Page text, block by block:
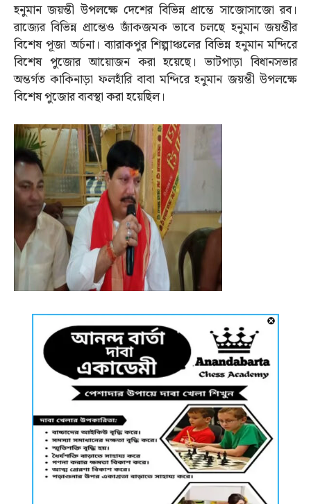
হনুমান জয়ন্তী উপলক্ষে দেশের বিভিন্ন প্রান্তে সাজোসাজো রব।
রাজ্যের বিভিন্ন প্রান্তেও জাঁকজমক ভাবে চলছে হনুমান জয়ন্তীর
বিশেষ পূজা অর্চনা। ব্যারাকপুর শিল্পাঞ্চলের বিভিন্ন হনুমান মন্দিরে
বিশেষ পুজোর আয়োজন করা হয়েছে। ভাটপাড়া বিধানসভার
অন্তর্গত কাকিনাড়া ফলহাঁরি বাবা মন্দিরে হনুমান জয়ন্তী উপলক্ষে
বিশেষ পুজোর ব্যবস্থা করা হয়েছিল।